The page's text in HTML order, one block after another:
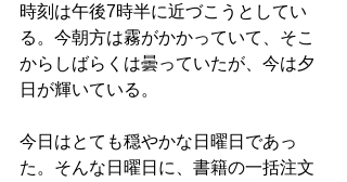
時刻は午後7時半に近づこうとしてい
る。今朝方は霧がかかっていて、そこ
からしばらくは曇っていたが、今は夕
日が輝いている。
今日はとても穏やかな日曜日であっ
た。そんな日曜日に、書籍の一括注文